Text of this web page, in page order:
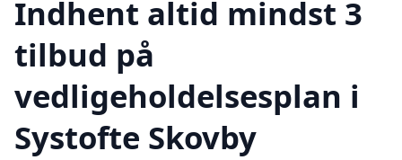
Indhent altid mindst 3
tilbud på
vedligeholdelsesplan i
Systofte Skovby